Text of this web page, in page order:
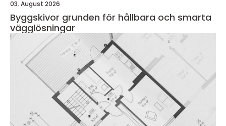
03. August 2026
Byggskivor grunden för hållbara och smarta
vägglösningar